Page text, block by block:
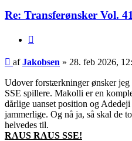
Re: Transferønsker Vol.
Indlæg
afJakobsen » 28. feb 2026,
Udover forstærkninger ønsker
SSE spillere. Makolli er en
dårlige uanset position og
jammerlige. Og nå ja, så skal de
helvedes til.
RAUS RAUS SSE!